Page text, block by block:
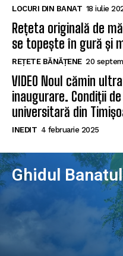
LOCURI DIN BANAT 18 iulie
Rețeta originală de
se topește în gură și
REȚETE BĂNĂȚENE 20
VIDEO Noul cămin
inaugurare. Condiții
universitară din
INEDIT 4 februarie 2025
Ghidul